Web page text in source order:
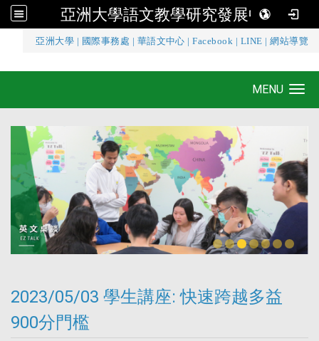
亞洲大學語文教學研究發展中心
亞洲大學 國際事務處 華語文中心 |Facebook LINE |網站導覽
亞洲大學語文教學研究發展中心
MENU
2023/05/03 學生講座: 快速跨越多益
900分門檻